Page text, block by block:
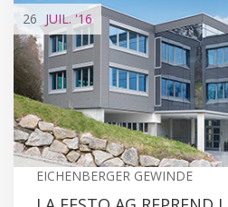
26 JUIL.'16
EICHENBERGER GEWINDE